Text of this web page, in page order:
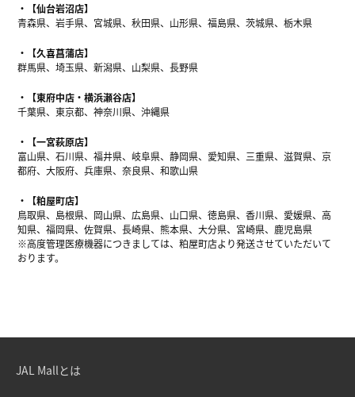
【仙台岩沼店】
青森県、岩手県、宮城県、秋田県、山形県、福島県、茨城県、栃木県
【久喜菖蒲店】
群馬県、埼玉県、新潟県、山梨県、長野県
【東府中店・横浜瀬谷店】
千葉県、東京都、神奈川県、沖縄県
【一宮萩原店】
富山県、石川県、福井県、岐阜県、静岡県、愛知県、三重県、滋賀県、京
都府、大阪府、兵庫県、奈良県、和歌山県
【粕屋町店】
鳥取県、島根県、岡山県、広島県、山口県、徳島県、香川県、愛媛県、高
知県、福岡県、佐賀県、長崎県、熊本県、大分県、宮崎県、鹿児島県
※高度管理医療機器につきましては、粕屋町店より発送させていただいて
おります。
JAL Mallとは